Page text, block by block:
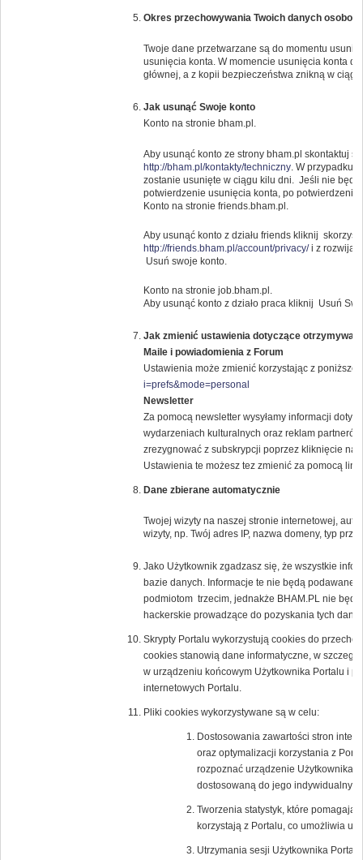
Okres przechowywania Twoich danych
Twoje dane przetwarzane są do momentu
usunięcia konta. W momencie usunięcia konta
głównej, a z kopii bezpieczeństwa znikną w
Jak usunąć Swoje konto
Konto na stronie bham.pl.
Aby usunąć konto ze strony bham.pl skontaktuj
http://bham.pl/kontakty/techniczny. W przypadku
zostanie usunięte w ciągu kilu dni. Jeśli nie
potwierdzenie usunięcia konta, po
Konto na stronie friends.bham.pl.
Aby usunąć konto z działu friends kliknij
http://friends.bham.pl/account/privacy/i z
Usuń swoje konto.
Konto na stronie job.bham.pl.
Aby usunąć konto z działo praca kliknij Usuń
Jak zmienić ustawienia dotyczące
Maile i powiadomienia z Forum
Ustawienia może zmienić korzystając z
i=prefs&mode=personal
Newsletter
Za pomocą newsletter wysyłamy informacji
wydarzeniach kulturalnych oraz reklam
zrezygnować z subskrypcji poprzez kliknięcie na
Ustawienia te możesz tez zmienić za pomocą
Dane zbierane automatycznie
Twojej wizyty na naszej stronie internetowej,
wizyty, np. Twój adres IP, nazwa domeny, typ
Jako Użytkownik zgadzasz się, że wszystkie
bazie danych. Informacje te nie będą podawane
podmiotom trzecim, jednakże BHAM.PL nie
hackerskie prowadzące do pozyskania tych
Skrypty Portalu wykorzystują cookies do
cookies stanowią dane informatyczne, w
w urządzeniu końcowym Użytkownika Portalu i
internetowych Portalu.
Pliki cookies wykorzystywane są w celu:
Dostosowania zawartości stron
oraz optymalizacji korzystania z
rozpoznać urządzenie Użytkownika
dostosowaną do jego
Tworzenia statystyk, które pomagają
korzystają z Portalu, co umożliwia
Utrzymania sesji Użytkownika